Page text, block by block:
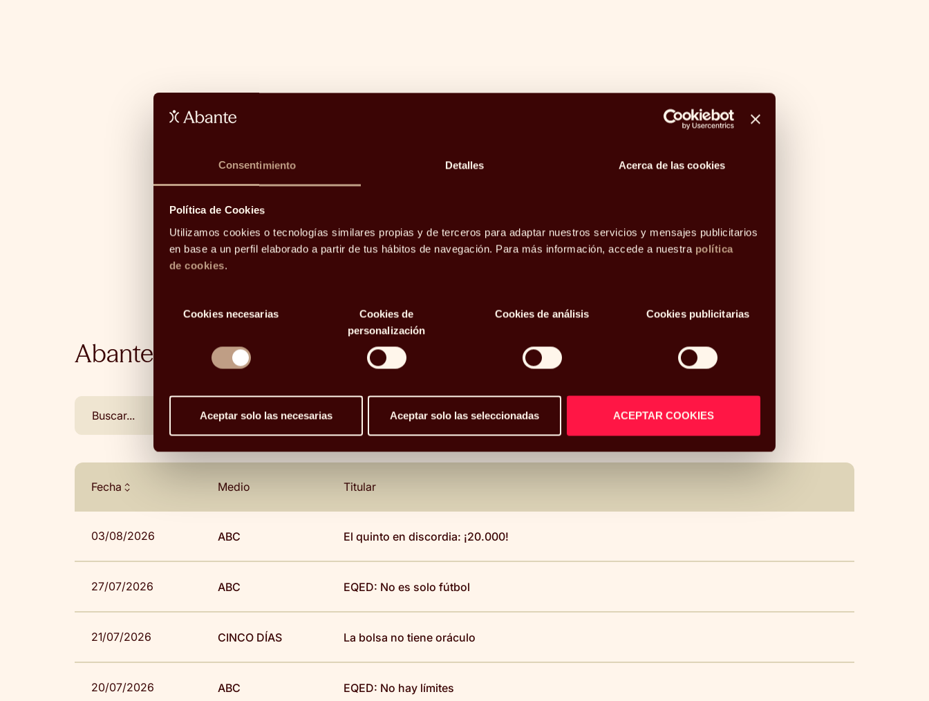
Consentimiento Detalles Acerca de las cookies
Política de Cookies
Utilizamos cookies o tecnologías similares propias y de terceros para adaptar nuestros servicios y mensajes publicitarios
en base a un perfil elaborado a partir de tus hábitos de navegación. Para más información, accede a nuestra política
de cookies.
Cookies necesarias
Cookies de
personalización
Cookies de análisis Cookies publicitarias
Aceptar solo las necesarias Aceptar solo las seleccionadas ACEPTAR COOKIES
2026, reforzando sus equipos y ampliando sus
capacidades para acompañar cada día a más
clientes en sus decisiones financieras …
Abante en los medios
Desde / Hasta BUSCAR
Fecha Medio Titular
03/08/2026 ABC El quinto en discordia: ¡20.000!
27/07/2026 ABC EQED: No es solo fútbol
21/07/2026 CINCO DÍAS La bolsa no tiene oráculo
20/07/2026 ABC EQED: No hay límites